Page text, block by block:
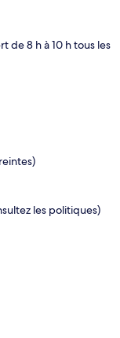
de 8 h à 10 h tous les
les politiques)